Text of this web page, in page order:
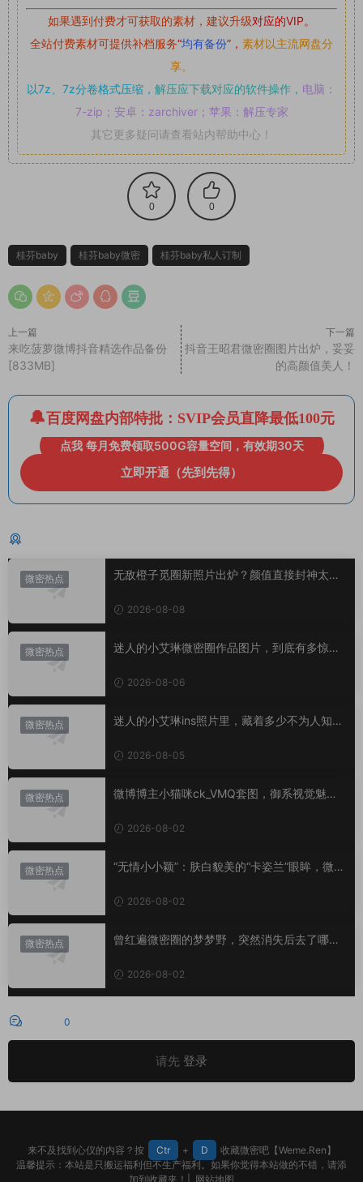
如果遇到付费才可获取的素材，建议升级对应的VIP。
全站付费素材可提供补档服务“均有备份”， 素材以主流网盘分
享。
以7z、7z分卷格式压缩， 解压应下载对应的软件操作， 电脑：
7-zip；安卓：zarchiver；苹果：解压专家
其它更多疑问请查看站内帮助中心！
0 0
桂芬baby 桂芬baby微密 桂芬baby私人订制
上一篇
来吃菠萝微博抖音精选作品备份
[833MB]
下一篇
抖音王昭君微密圈图片出炉，妥妥
的高颜值美人！
百度网盘内部特批：SVIP会员直降最低100元
点我 每月免费领取500G容量空间，有效期30天
立即开通（先到先得）
微密热点
无敌橙子觅圈新照片出炉？颜值直接封神太惊
2026-08-08
微密热点
迷人的小艾琳微密圈作品图片，到底有多惊
2026-08-06
微密热点
迷人的小艾琳ins照片里，藏着多少不为人知的
2026-08-05
微密热点
微博博主小猫咪ck_VMQ套图，御系视觉魅力
2026-08-02
微密热点
“无情小小颖”：肤白貌美的“卡姿兰”眼眸，微密
2026-08-02
微密热点
曾红遍微密圈的梦梦野，突然消失后去了哪
2026-08-02
0
请先 登录
来不及找到心仪的内容？按 Ctr + D
收藏微密吧【Weme.Ren】
温馨提示：本站是只搬运福利但不生产福利。如果你觉得本站做的不错，请添
加到收藏夹！| 网站地图